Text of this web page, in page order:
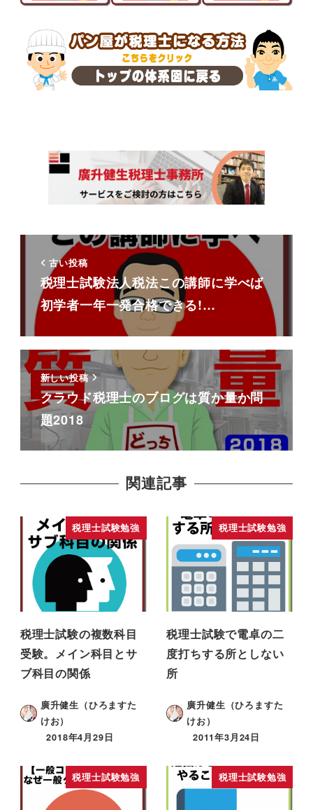
古い投稿
税理士試験法人税法この講師に学べば
初学者一年一発合格できる!…
新しい投稿
クラウド税理士のブログは質か量か問
題2018
関連記事
税理士試験勉強
税理士試験の複数科目
受験。メイン科目とサ
ブ科目の関係
廣升健生（ひろますた
けお）
2018年4月29日
税理士試験勉強
税理士試験で電卓の二
度打ちする所としない
所
廣升健生（ひろますた
けお）
2011年3月24日
税理士試験勉強 税理士試験勉強